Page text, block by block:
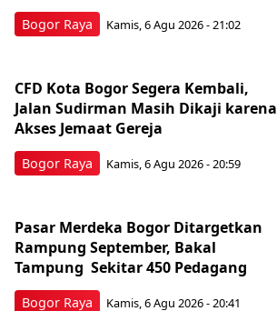
Bogor Raya Kamis, 6 Agu 2026 - 21:02
Bogor Raya
CFD Kota Bogor Segera Kembali,
Jalan Sudirman Masih Dikaji karena
Akses Jemaat Gereja
Kamis, 6 Agu 2026 - 20:59
Bogor Raya
Pasar Merdeka Bogor Ditargetkan
Rampung September, Bakal
Tampung Sekitar 450 Pedagang
Kamis, 6 Agu 2026 - 20:41